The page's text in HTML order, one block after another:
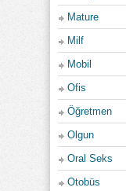
Mature
Milf
Mobil
Ofis
Öğretmen
Olgun
Oral Seks
Otobüs